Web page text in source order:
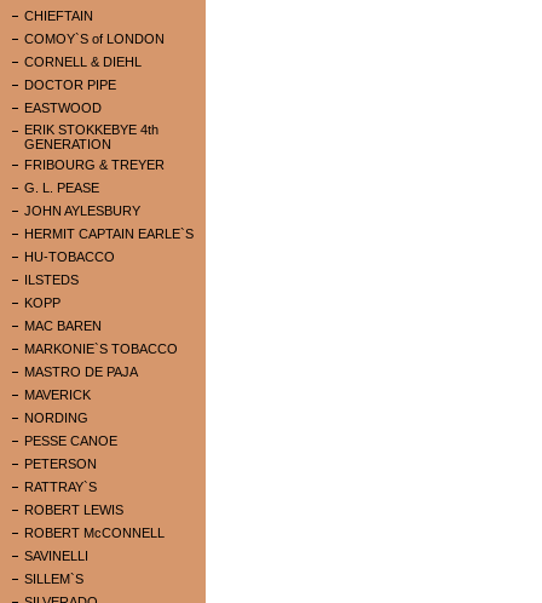
CHIEFTAIN
COMOY`S of LONDON
CORNELL & DIEHL
DOCTOR PIPE
EASTWOOD
ERIK STOKKEBYE 4th
GENERATION
FRIBOURG & TREYER
G. L. PEASE
JOHN AYLESBURY
HERMIT CAPTAIN EARLE`S
HU-TOBACCO
ILSTEDS
KOPP
MAC BAREN
MARKONIE`S TOBACCO
MASTRO DE PAJA
MAVERICK
NORDING
PESSE CANOE
PETERSON
RATTRAY`S
ROBERT LEWIS
ROBERT McCONNELL
SAVINELLI
SILLEM`S